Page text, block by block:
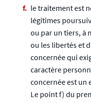
le traitement est
légitimes
ou par un tiers, à
ou les libertés et
concernée qui
caractère
concernée est un
Le point f) du